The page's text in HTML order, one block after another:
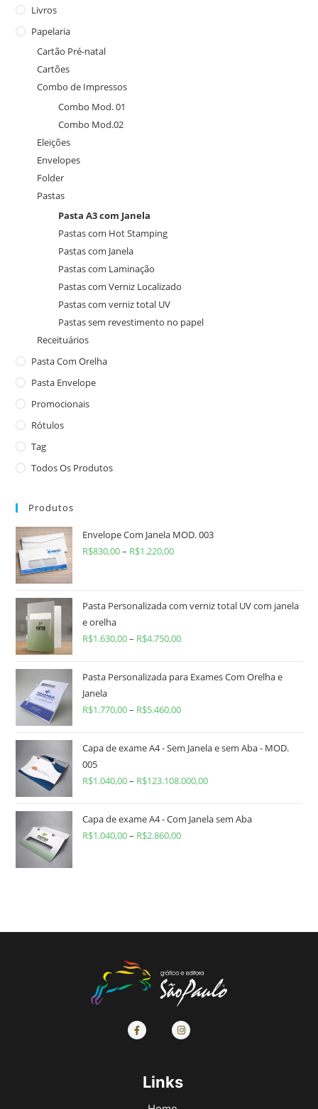
Livros
Papelaria
Cartão Pré-natal
Cartões
Combo de Impressos
Combo Mod. 01
Combo Mod.02
Eleições
Envelopes
Folder
Pastas
Pasta A3 com Janela
Pastas com Hot Stamping
Pastas com Janela
Pastas com Laminação
Pastas com Verniz Localizado
Pastas com verniz total UV
Pastas sem revestimento no papel
Receituários
Pasta Com Orelha
Pasta Envelope
Promocionais
Rótulos
Tag
Todos Os Produtos
Produtos
Envelope Com Janela MOD. 003
R$830,00– R$1.220,00
Pasta Personalizada com verniz total UV com janela
e orelha
R$1.630,00– R$4.750,00
Pasta Personalizada para Exames Com Orelha e
Janela
R$1.770,00– R$5.460,00
Capa de exame A4 - Sem Janela e sem Aba - MOD.
005
R$1.040,00– R$123.108.000,00
Capa de exame A4 - Com Janela sem Aba
R$1.040,00– R$2.860,00
Links